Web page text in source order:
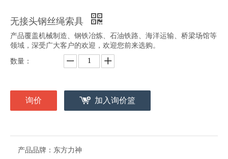
无接头钢丝绳索具
产品覆盖机械制造、钢铁冶炼、石油铁路、海洋运输、桥梁场馆等
领域，深受广大客户的欢迎，欢迎您前来选购。
数量：
询价 加入询价篮
产品品牌： 东方力神